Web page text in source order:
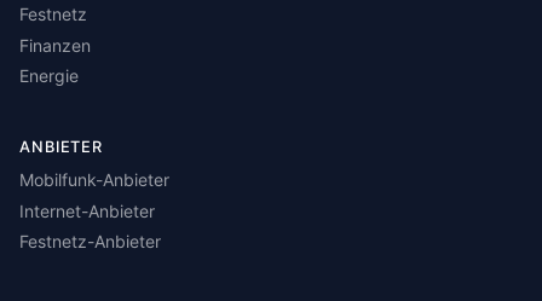
Festnetz
Finanzen
Energie
ANBIETER
Mobilfunk-Anbieter
Internet-Anbieter
Festnetz-Anbieter